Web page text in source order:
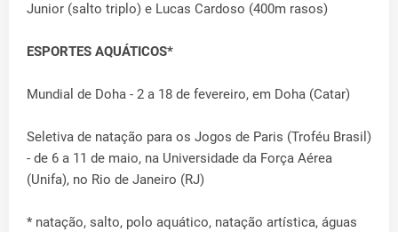
Junior (salto triplo) e Lucas Cardoso (400m rasos)
ESPORTES AQUÁTICOS*
Mundial de Doha - 2 a 18 de fevereiro, em Doha (Catar)
Seletiva de natação para os Jogos de Paris (Troféu Brasil)
- de 6 a 11 de maio, na Universidade da Força Aérea
(Unifa), no Rio de Janeiro (RJ)
* natação, salto, polo aquático, natação artística, águas